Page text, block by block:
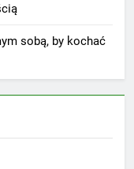
sobą, by kochać